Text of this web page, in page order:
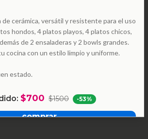
de cerámica, versátil y resistente para el uso
hondos, 4 platos playos, 4 platos chicos,
de 2 ensaladeras y 2 bowls grandes.
cocina con un estilo limpio y uniforme.
estado.
$700 $1500 -53%
comprar